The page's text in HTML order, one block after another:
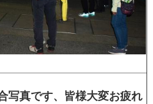
写真です、皆様大変お疲れ